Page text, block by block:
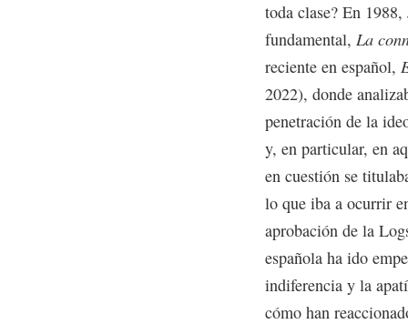
toda clase? En
fundamental, La
reciente en español,
2022), donde
penetración de la
y, en particular, en
en cuestión se
lo que iba a ocurrir
aprobación de la
española ha ido
indiferencia y la
cómo han